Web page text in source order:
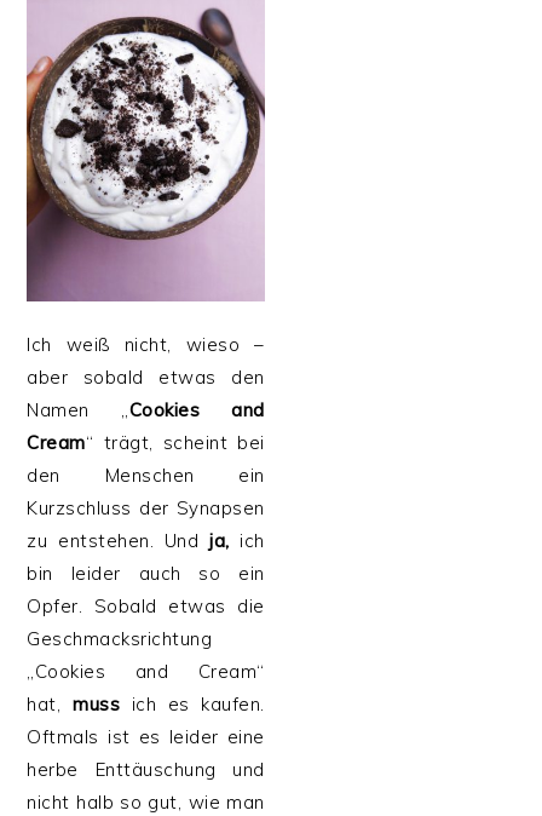
Ich weiß nicht, wieso –
aber sobald etwas den
Namen „Cookies and
Cream“ trägt, scheint bei
den Menschen ein
Kurzschluss der Synapsen
zu entstehen. Undja, ich
bin leider auch so ein
Opfer. Sobald etwas die
Geschmacksrichtung
„Cookies and Cream“
hat, muss ich es kaufen.
Oftmals ist es leider eine
herbe Enttäuschung und
nicht halb so gut, wie man